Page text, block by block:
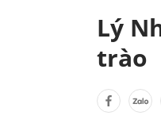
Lý
trào